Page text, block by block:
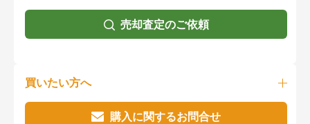
売却査定のご依頼
買いたい方へ
購入に関するお問合せ